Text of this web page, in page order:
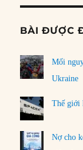
BÀI ĐƯỢC
Mối
Ukraine
Thế giới
Nợ cho